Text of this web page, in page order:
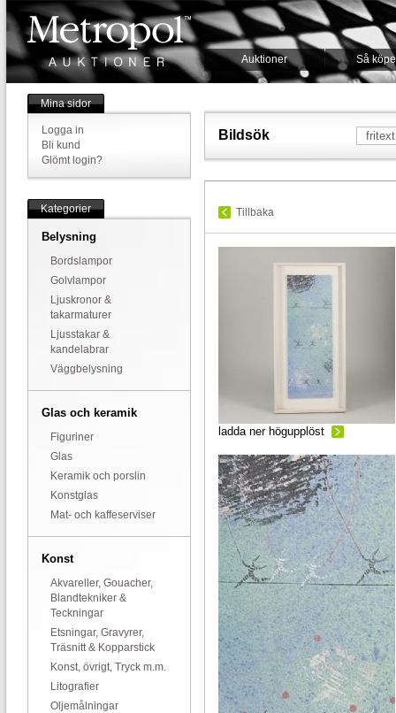
Auktioner Så
Mina sidor
Logga in
Bli kund
Glömt login?
Kategorier
Belysning
Bordslampor
Golvlampor
Ljuskronor &
takarmaturer
Ljusstakar &
kandelabrar
Väggbelysning
Glas och keramik
Figuriner
Glas
Keramik och porslin
Konstglas
Mat- och kaffeserviser
Konst
Akvareller, Gouacher,
Blandtekniker &
Teckningar
Etsningar, Gravyrer,
Träsnitt & Kopparstick
Konst, övrigt, Tryck m.m.
Litografier
Oljemålningar
Bildsök
Tillbaka
ladda ner högupplöst